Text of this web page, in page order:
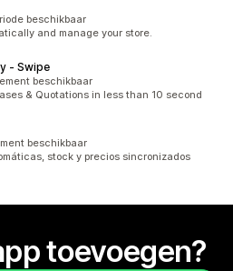
beschikbaar
and manage your store.
‑ Swipe
beschikbaar
& Quotations in less than 10 second
beschikbaar
stock y precios sincronizados
toevoegen?